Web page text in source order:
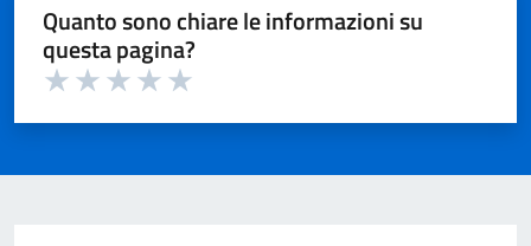
Quanto sono chiare le informazioni su
questa pagina?